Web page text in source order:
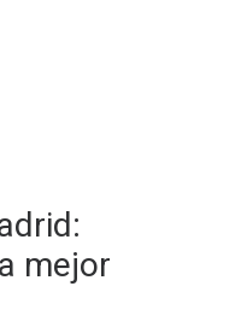
mejor